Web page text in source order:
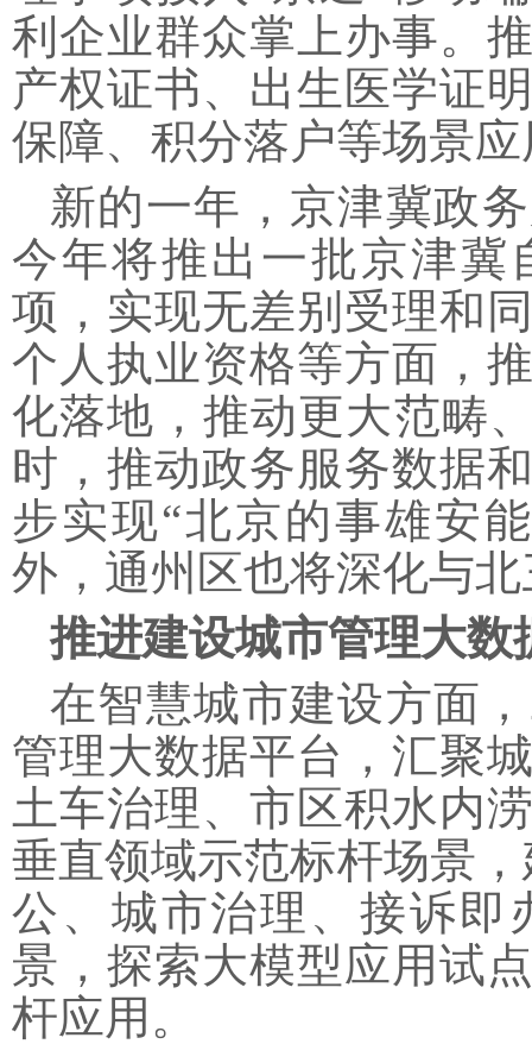
利企业群众掌上办事。
产权证书、出生医学证
保障、积分落户等场景
新的一年，京津冀政
今年将推出一批京津冀
项，实现无差别受理和
个人执业资格等方面，
化落地，推动更大范畴
时，推动政务服务数据
步实现“北京的事雄安
外，通州区也将深化与
推进建设城市管理大数
在智慧城市建设方面，
管理大数据平台，汇聚
土车治理、市区积水内
垂直领域示范标杆场景
公、城市治理、接诉即
景，探索大模型应用试
杆应用。